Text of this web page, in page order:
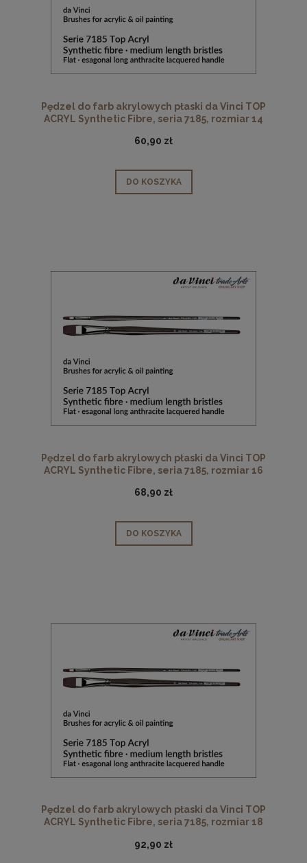
Pędzel do farb akrylowych płaski da Vinci TOP
ACRYL Synthetic Fibre, seria 7185, rozmiar 14
60,90 zł
DO KOSZYKA
Pędzel do farb akrylowych płaski da Vinci TOP
ACRYL Synthetic Fibre, seria 7185, rozmiar 16
68,90 zł
DO KOSZYKA
Pędzel do farb akrylowych płaski da Vinci TOP
ACRYL Synthetic Fibre, seria 7185, rozmiar 18
92,90 zł